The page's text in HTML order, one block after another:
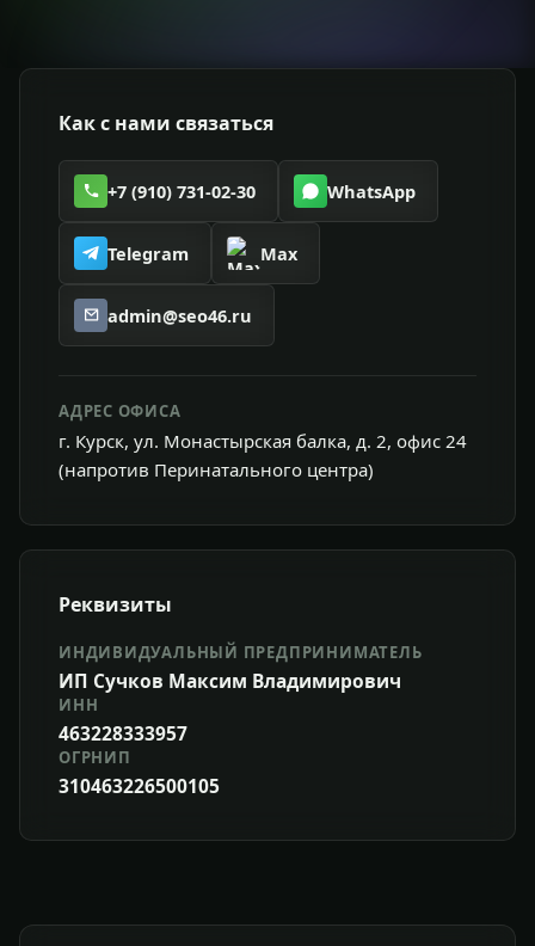
Как с нами связаться
+7 (910) 731-02-30 WhatsApp
Telegram Max
admin@seo46.ru
АДРЕС ОФИСА
г. Курск, ул. Монастырская балка, д. 2, офис 24
(напротив Перинатального центра)
Реквизиты
ИНДИВИДУАЛЬНЫЙ ПРЕДПРИНИМАТЕЛЬ
ИП Сучков Максим Владимирович
ИНН
463228333957
ОГРНИП
310463226500105